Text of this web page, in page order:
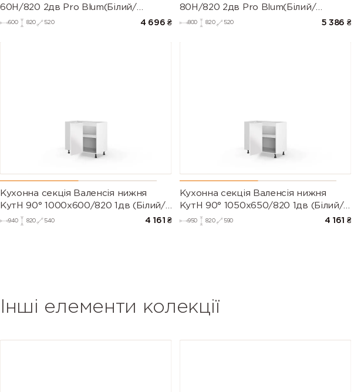
60Н/820 2дв Pro Blum(Білий/
Глянець Білий)
600 820 520 4 696 ₴
80Н/820 2дв Pro Blum(Білий/
Глянець Білий (Серія М))
800 820 520 5 386 ₴
Кухонна секція Валенсія нижня
КутН 90° 1000х600/820 1дв (Білий/
Напівмат Білий 9003)
940 820 540 4 161 ₴
Кухонна секція Валенсія нижня
КутН 90° 1050х650/820 1дв (Білий/
Напівмат Білий 9003)
950 820 590 4 161 ₴
Інші елементи колекції